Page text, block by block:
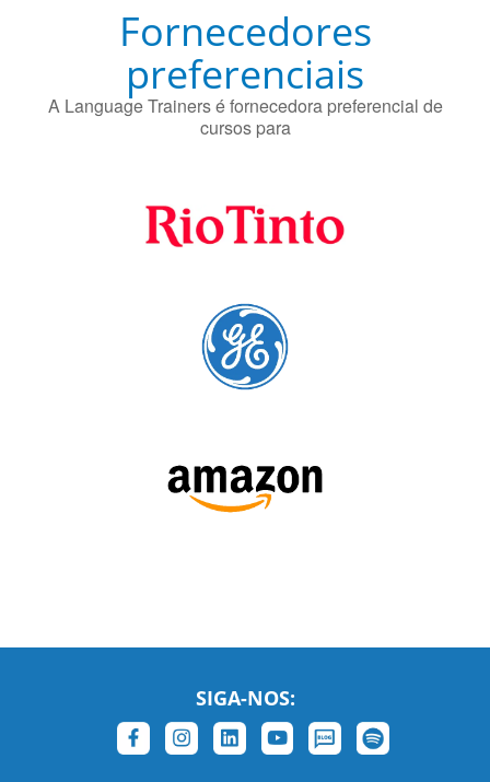
preferenciais
A Language Trainers é fornecedora preferencial de
cursos para
SIGA-NOS:
LEIA NOSSAS AVALIAÇÕES: